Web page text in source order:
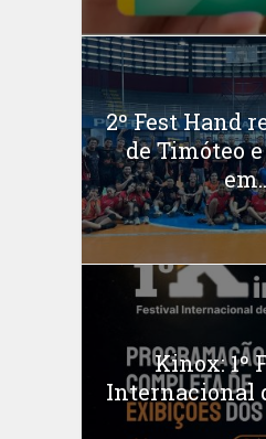
2º Fest Hand
de Timóteo
Kinox: 1º
Internacional